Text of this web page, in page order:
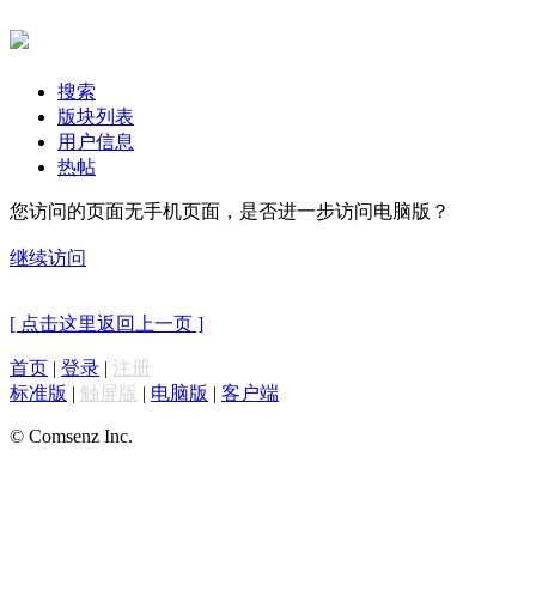
搜索
版块列表
用户信息
热帖
您访问的页面无手机页面，是否进一步访问电脑版？
继续访问
[ 点击这里返回上一页 ]
首页 | 登录 | 注册
标准版 | 触屏版 | 电脑版 | 客户端
© Comsenz Inc.